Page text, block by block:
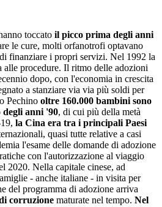
toccato il picco prima degli anni
le cure, molti orfanotrofi optavano
finanziare i propri servizi. Nel 1992 la
procedure. Il ritmo delle adozioni
dopo, con l'economia in crescita
a stanziare via via più soldi per
Pechino oltre 160.000 bambini sono
anni '90, di cui più della metà
la Cina era tra i principali Paesi
quasi tutte relative a casi
l'esame delle domande di adozione
con l'autorizzazione al viaggio
2020. Nella capitale cinese, ad
- anche italiane - in visita per
del programma di adozione arriva
corruzione maturate nel tempo. Nel